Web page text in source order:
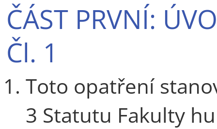
ČÁST PRVNÍ:
Čl. 1
Toto opatření
3 Statutu Fakulty